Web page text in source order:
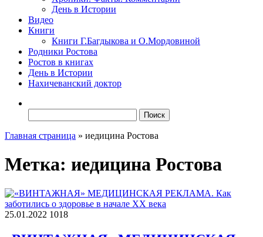
День в Истории
Видео
Книги
Книги Г.Багдыкова и О.Мордовиной
Родники Ростова
Ростов в книгах
День в Истории
Нахичеванский доктор
Главная страница » иедицина Ростова
Метка: иедицина Ростова
25.01.2022 1018